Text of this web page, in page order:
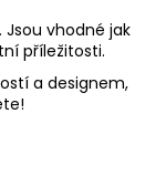
Jsou vhodné jak
příležitosti.
a designem,